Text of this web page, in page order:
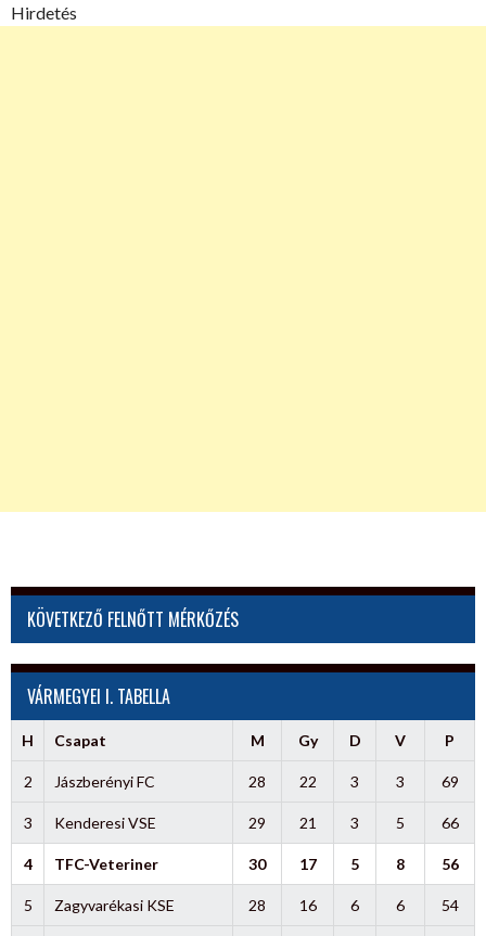
Hirdetés
KÖVETKEZŐ FELNŐTT MÉRKŐZÉS
VÁRMEGYEI I. TABELLA
H Csapat M Gy D V P
2 Jászberényi FC 28 22 3 3 69
3 Kenderesi VSE 29 21 3 5 66
4 TFC-Veteriner 30 17 5 8 56
5 Zagyvarékasi KSE 28 16 6 6 54